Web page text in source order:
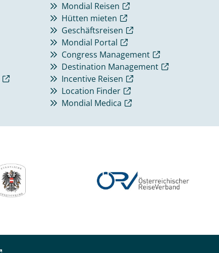
Mondial Reisen
Hütten mieten
Geschäftsreisen
Mondial Portal
Congress Management
Destination Management
Incentive Reisen
Location Finder
Mondial Medica